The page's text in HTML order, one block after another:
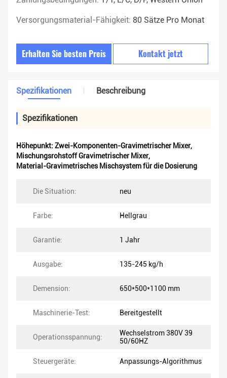
Versorgungsmaterial-Fähigkeit: 80 Sätze Pro Monat
Erhalten Sie besten Preis Kontakt jetzt
Spezifikationen Beschreibung
Spezifikationen
Höhepunkt: Zwei-Komponenten-Gravimetrischer Mixer,
Mischungsrohstoff Gravimetrischer Mixer,
Material-Gravimetrisches Mischsystem für die Dosierung
Die Situation: neu
Farbe: Hellgrau
Garantie: 1 Jahr
Ausgabe: 135-245 kg/h
Demension: 650*500*1100 mm
Maschinerie-Test: Bereitgestellt
Operationsspannung:
Wechselstrom 380V 39
50/60HZ
Steuergeräte: Anpassungs-Algorithmus